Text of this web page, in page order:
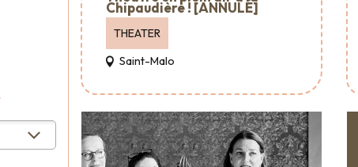
Chipaudière ! [ANNULÉ]
THEATER
Saint-Malo